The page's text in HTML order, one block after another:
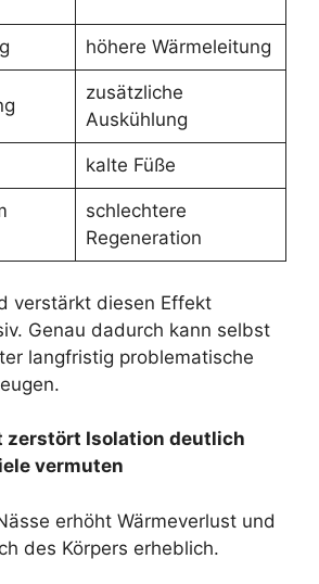
höhere Wärmeleitung
zusätzliche
Auskühlung
kalte Füße
schlechtere
Regeneration
verstärkt diesen Effekt
Genau dadurch kann selbst
langfristig problematische
Isolation deutlich
vermuten
erhöht Wärmeverlust und
des Körpers erheblich.